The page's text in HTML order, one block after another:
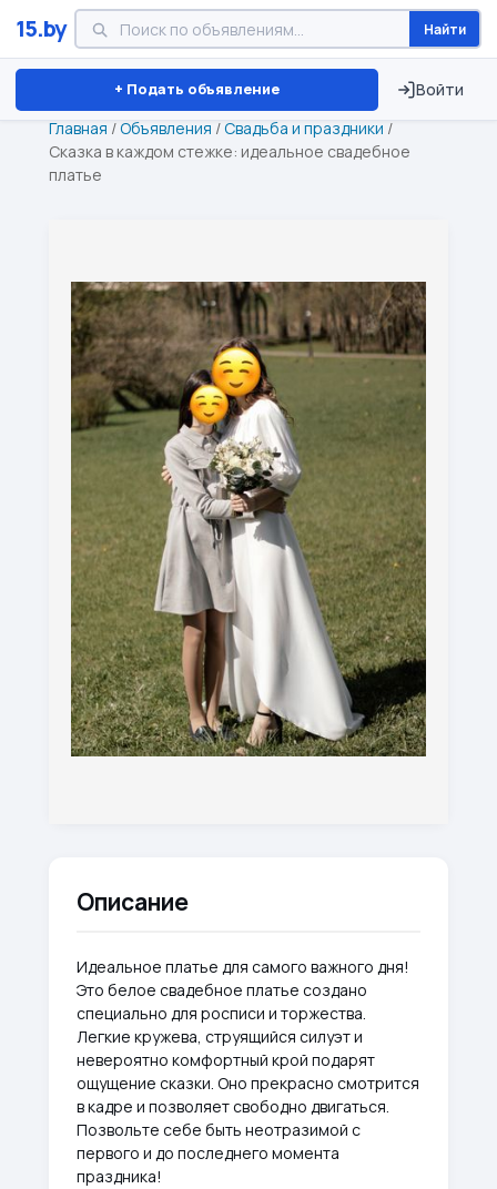
15.by Найти
+ Подать объявление Войти
Минск Витебск Брест ⏱ ТОЛЬКО 15 ДНЕЙ
Главная /Объявления / Свадьба и праздники /
Сказка в каждом стежке: идеальное свадебное
платье
Описание
Идеальное платье для самого важного дня!
Это белое свадебное платье создано
специально для росписи и торжества.
Легкие кружева, струящийся силуэт и
невероятно комфортный крой подарят
ощущение сказки. Оно прекрасно смотрится
в кадре и позволяет свободно двигаться.
Позвольте себе быть неотразимой с
первого и до последнего момента
праздника!